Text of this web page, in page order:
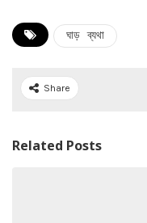
ঘাড় ব্যথা
Share
Related Posts